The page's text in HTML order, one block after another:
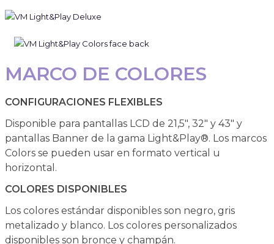
MARCO DE COLORES
CONFIGURACIONES FLEXIBLES
Disponible para pantallas LCD de 21,5", 32" y 43" y
pantallas Banner de la gama Light&Play®. Los marcos
Colors se pueden usar en formato vertical u
horizontal.
COLORES DISPONIBLES
Los colores estándar disponibles son negro, gris
metalizado y blanco. Los colores personalizados
disponibles son bronce y champán.